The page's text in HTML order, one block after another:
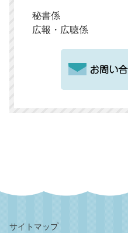
秘書係
広報・広聴係
サイトマップ